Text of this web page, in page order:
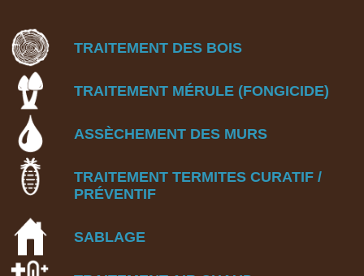
TRAITEMENT DES BOIS
TRAITEMENT MÉRULE (FONGICIDE)
ASSÈCHEMENT DES MURS
TRAITEMENT TERMITESCURATIF /
PRÉVENTIF
SABLAGE